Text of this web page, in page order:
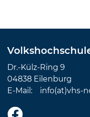
Dr.-Külz-Ring 9
04838 Eilenburg
E-Mail: info(at)vhs-